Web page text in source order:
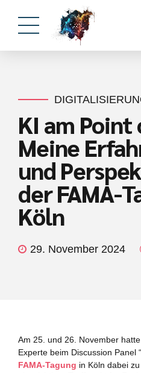
KI am Point
Meine
und
der FAMA-
Köln
29. November 2024
Am 25. und 26. November
Experte beim Discussion Panel
FAMA-Tagung in Köln dabei